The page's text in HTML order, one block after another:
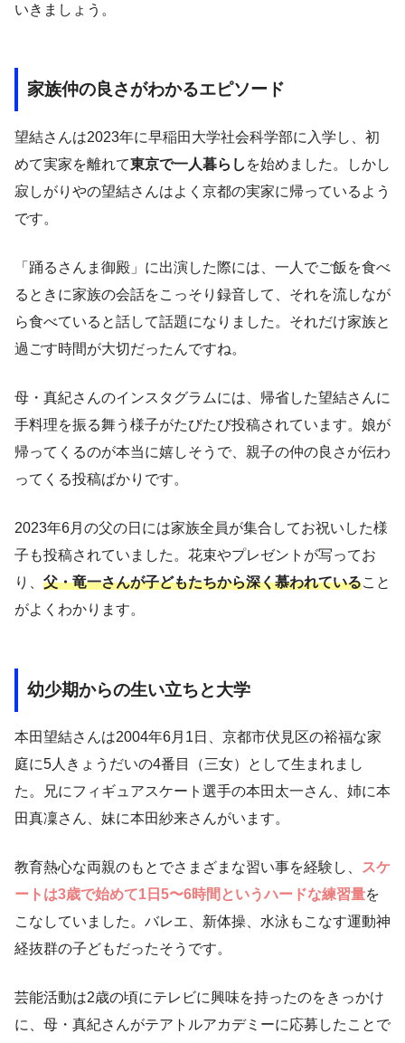
いきましょう。
家族仲の良さがわかるエピソード
望結さんは2023年に早稲田大学社会科学部に入学し、初
めて実家を離れて東京で一人暮らし を始めました。しかし
寂しがりやの望結さんはよく京都の実家に帰っているよう
です。
「踊るさんま御殿」に出演した際には、一人でご飯を食べ
るときに家族の会話をこっそり録音して、それを流しなが
ら食べていると話して話題になりました。それだけ家族と
過ごす時間が大切だったんですね。
母・真紀さんのインスタグラムには、帰省した望結さんに
手料理を振る舞う様子がたびたび投稿されています。娘が
帰ってくるのが本当に嬉しそうで、親子の仲の良さが伝わ
ってくる投稿ばかりです。
2023年6月の父の日には家族全員が集合してお祝いした様
子も投稿されていました。花束やプレゼントが写ってお
り、 父・竜一さんが子どもたちから深く慕われていること
がよくわかります。
幼少期からの生い立ちと大学
本田望結さんは2004年6月1日、京都市伏見区の裕福な家
庭に5人きょうだいの4番目（三女）として生まれまし
た。兄にフィギュアスケート選手の本田太一さん、姉に本
田真凜さん、妹に本田紗来さんがいます。
教育熱心な両親のもとでさまざまな習い事を経験し、
スケ
ートは3歳で始めて1日5〜6時間というハードな練習量を
こなしていました。バレエ、新体操、水泳もこなす運動神
経抜群の子どもだったそうです。
芸能活動は2歳の頃にテレビに興味を持ったのをきっかけ
に、母・真紀さんがテアトルアカデミーに応募したことで